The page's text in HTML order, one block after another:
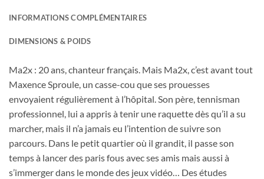
INFORMATIONS COMPLÉMENTAIRES
DIMENSIONS & POIDS
Ma2x : 20 ans, chanteur français. Mais Ma2x, c’est avant tout
Maxence Sproule, un casse-cou que ses prouesses
envoyaient régulièrement à l’hôpital. Son père, tennisman
professionnel, lui a appris à tenir une raquette dès qu’il a su
marcher, mais il n’a jamais eu l’intention de suivre son
parcours. Dans le petit quartier où il grandit, il passe son
temps à lancer des paris fous avec ses amis mais aussi à
s’immerger dans le monde des jeux vidéo… Des études